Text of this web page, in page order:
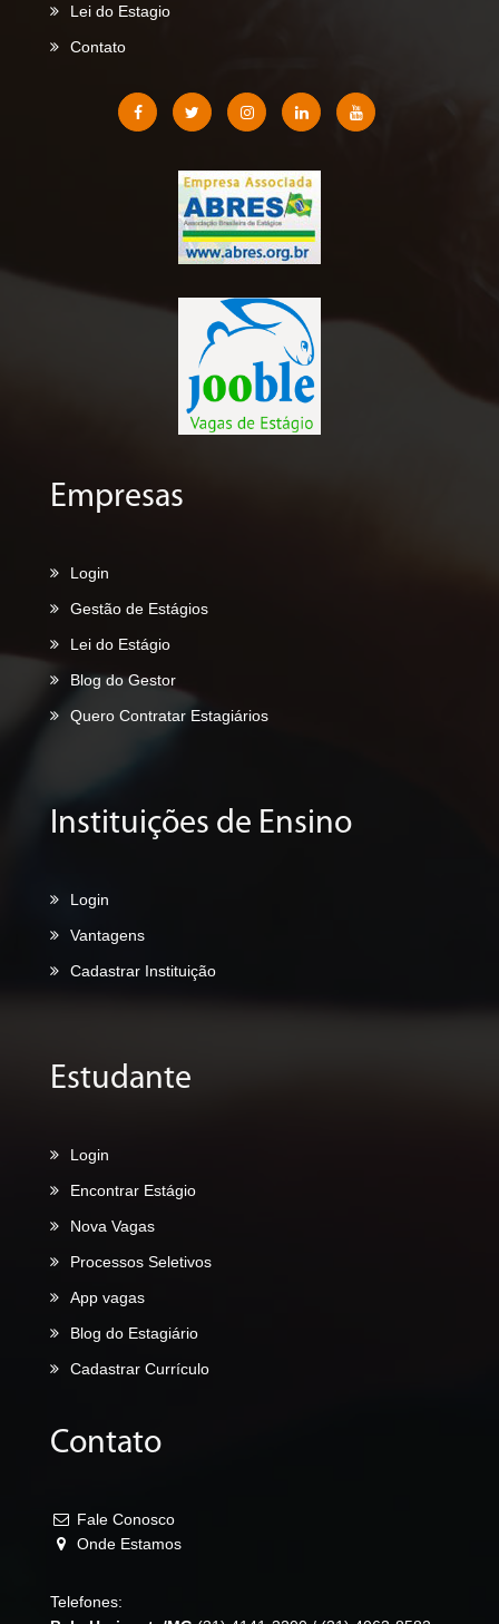
Lei do Estagio
Contato
Empresas
Login
Gestão de Estágios
Lei do Estágio
Blog do Gestor
Quero Contratar Estagiários
Instituições de Ensino
Login
Vantagens
Cadastrar Instituição
Estudante
Login
Encontrar Estágio
Nova Vagas
Processos Seletivos
App vagas
Blog do Estagiário
Cadastrar Currículo
Contato
Fale Conosco
Onde Estamos
Telefones: